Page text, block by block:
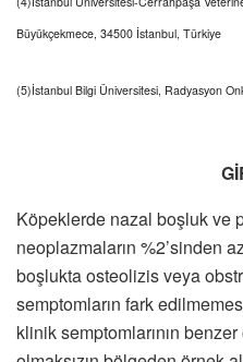
Büyükçekmece, 34500 İstanbul, Türkiye
(5)İstanbul Bilgi Üniversitesi, Radyasyon
Köpeklerde nazal boşluk ve
neoplazmaların %2’sinden
boşlukta osteolizis veya
semptomların fark
klinik semptomlarının